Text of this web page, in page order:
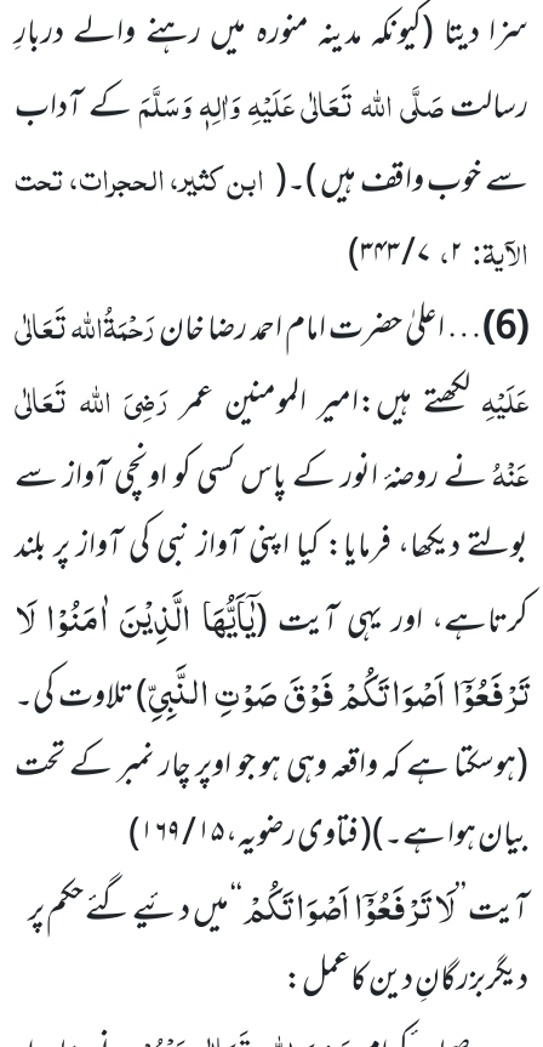
سزا دیتا (کیونکہ مدینہ منورہ میں رہنے والے دربارِ
رسالتصَلَّی اللہ تَعَالٰی عَلَیْہِ وَاٰلِہٖ وَسَلَّمَکے آداب
سے خوب واقف ہیں )۔( ابن کثیر، الحجرات، تحت
الآیۃ: ۲،۷ / ۳۴۳
)
(6) … اعلیٰ حضرت امام احمد رضا خانرَحْمَۃُاللہ تَعَالٰی
عَلَیْہِ لکھتے ہیں:امیر المومنین عمررَضِیَ اللہ تَعَالٰی
عَنْہُنے روضۂ انور کے پاس کسی کو اونچی آواز سے
بولتے دیکھا، فرمایا: کیا اپنی آواز نبی کی آواز پر بلند
کرتاہے، اور یہی آیت(یٰۤاَیُّهَا الَّذِیْنَ اٰمَنُوْا لَا
تَرْفَعُوْۤا اَصْوَاتَكُمْ فَوْقَ صَوْتِ النَّبِیِّ)تلاوت کی۔
(ہوسکتا ہے کہ واقعہ وہی ہو جو اوپر چار نمبر کے تحت
بیان ہوا ہے۔)(فتاوی رضویہ،۱۵ / ۱۶۹
)
آیت ’’لَا تَرْفَعُوْۤا اَصْوَاتَكُمْ‘‘ میں دئیے گئے حکم پر
دیگربزرگانِ دین کاعمل: